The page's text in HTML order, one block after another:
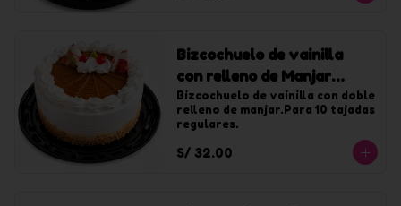
Bizcochuelo de vainilla
con relleno de Manjar
chica
Bizcochuelo de vainilla con doble
relleno de manjar.Para 10 tajadas
regulares.
S/ 32.00